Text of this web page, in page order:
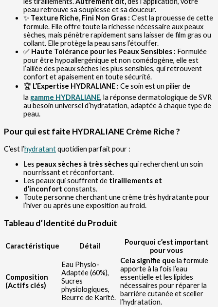
peau retrouve sa souplesse et sa douceur.
✨ Texture Riche, Fini Non Gras : C’est la prouesse de cette
formule. Elle offre toute la richesse nécessaire aux peaux
sèches, mais pénètre rapidement sans laisser de film gras ou
collant. Elle protège la peau sans l’étouffer.
✅ Haute Tolérance pour les Peaux Sensibles : Formulée
pour être hypoallergénique et non comédogène, elle est
l’alliée des peaux sèches les plus sensibles, qui retrouvent
confort et apaisement en toute sécurité.
🏆 L’Expertise HYDRALIANE : Ce soin est un pilier de
la gamme HYDRALIANE, la réponse dermatologique de SVR
au besoin universel d’hydratation, adaptée à chaque type de
peau.
Pour qui est faite HYDRALIANE Crème Riche ?
C’est l’hydratantquotidien parfait pour :
Les peaux sèches à très sèchesqui recherchent un soin
nourrissant et réconfortant.
Les peaux qui souffrent de tiraillements et
d’inconfort constants.
Toute personne cherchant une crème très hydratante pour
l’hiver ou après une exposition au froid.
Tableau d’Identité du Produit
Caractéristique Détail
Pourquoi c’est important
pour vous
Composition
(Actifs clés)
Eau Physio-
Adaptée (60%),
Sucres
physiologiques,
Beurre de Karité.
Cela signifie que la formule
apporte à la fois l’eau
essentielle et les lipides
nécessaires pour réparer la
barrière cutanée et sceller
l’hydratation.